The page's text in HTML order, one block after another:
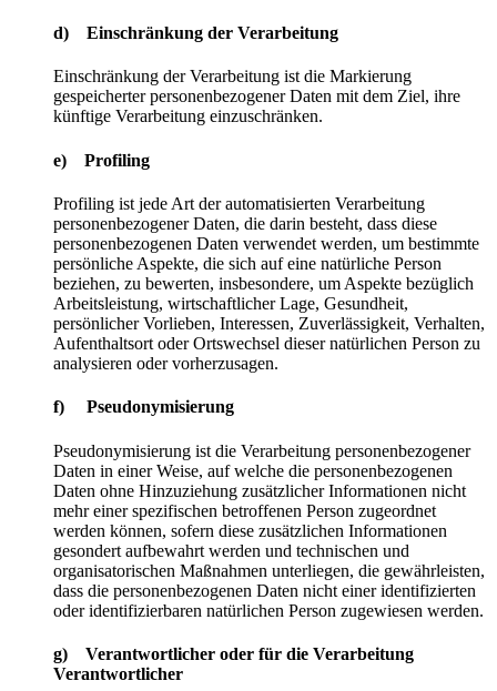
d) Einschränkung der Verarbeitung
Einschränkung der Verarbeitung ist die Markierung
gespeicherter personenbezogener Daten mit dem Ziel, ihre
künftige Verarbeitung einzuschränken.
e) Profiling
Profiling ist jede Art der automatisierten Verarbeitung
personenbezogener Daten, die darin besteht, dass diese
personenbezogenen Daten verwendet werden, um bestimmte
persönliche Aspekte, die sich auf eine natürliche Person
beziehen, zu bewerten, insbesondere, um Aspekte bezüglich
Arbeitsleistung, wirtschaftlicher Lage, Gesundheit,
persönlicher Vorlieben, Interessen, Zuverlässigkeit, Verhalten,
Aufenthaltsort oder Ortswechsel dieser natürlichen Person zu
analysieren oder vorherzusagen.
f) Pseudonymisierung
Pseudonymisierung ist die Verarbeitung personenbezogener
Daten in einer Weise, auf welche die personenbezogenen
Daten ohne Hinzuziehung zusätzlicher Informationen nicht
mehr einer spezifischen betroffenen Person zugeordnet
werden können, sofern diese zusätzlichen Informationen
gesondert aufbewahrt werden und technischen und
organisatorischen Maßnahmen unterliegen, die gewährleisten,
dass die personenbezogenen Daten nicht einer identifizierten
oder identifizierbaren natürlichen Person zugewiesen werden.
g) Verantwortlicher oder für die Verarbeitung
Verantwortlicher